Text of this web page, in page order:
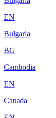
EN
Bulgaria
BG
Cambodia
EN
Canada